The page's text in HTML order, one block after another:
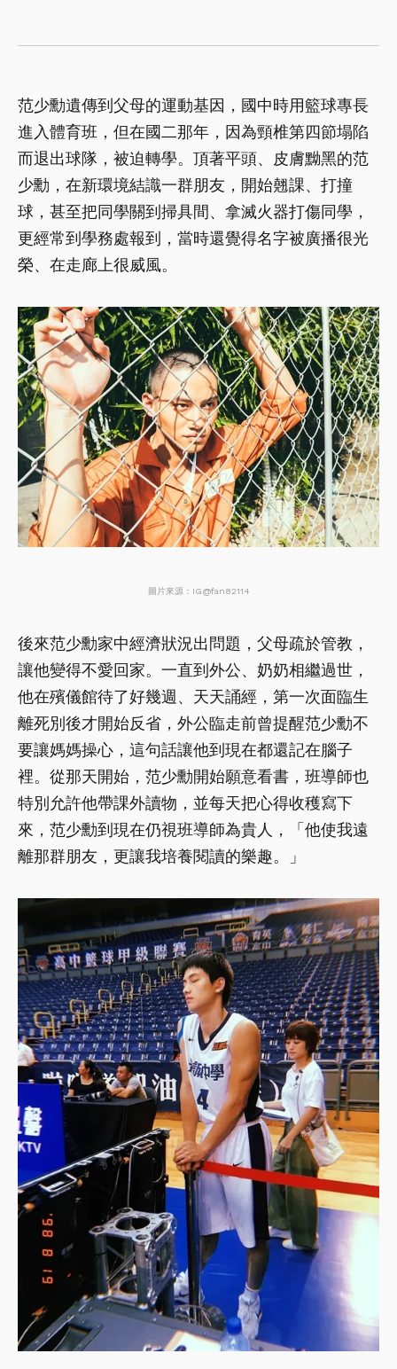
范少勳遺傳到父母的運動基因，國中時用籃球專長
進入體育班，但在國二那年，因為頸椎第四節塌陷
而退出球隊，被迫轉學。頂著平頭、皮膚黝黑的范
少勳，在新環境結識一群朋友，開始翹課、打撞
球，甚至把同學關到掃具間、拿滅火器打傷同學，
更經常到學務處報到，當時還覺得名字被廣播很光
榮、在走廊上很威風。
圖片來源：IG@fan82114
後來范少勳家中經濟狀況出問題，父母疏於管教，
讓他變得不愛回家。一直到外公、奶奶相繼過世，
他在殯儀館待了好幾週、天天誦經，第一次面臨生
離死別後才開始反省，外公臨走前曾提醒范少勳不
要讓媽媽操心，這句話讓他到現在都還記在腦子
裡。從那天開始，范少勳開始願意看書，班導師也
特別允許他帶課外讀物，並每天把心得收穫寫下
來，范少勳到現在仍視班導師為貴人，「他使我遠
離那群朋友，更讓我培養閱讀的樂趣。」